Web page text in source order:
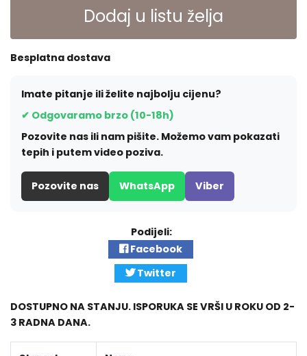
Dodaj u listu želja
Besplatna dostava
Imate pitanje ili želite najbolju cijenu?
✔ Odgovaramo brzo (10-18h)
Pozovite nas ili nam pišite. Možemo vam pokazati
tepih i putem video poziva.
Pozovite nas WhatsApp Viber
Podijeli:
Facebook
Twitter
DOSTUPNO NA STANJU. ISPORUKA SE VRŠI U ROKU OD 2-
3 RADNA DANA.